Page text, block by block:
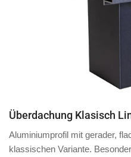
Überdachung Klasisch
Aluminiumprofil mit gerader,
klassischen Variante.